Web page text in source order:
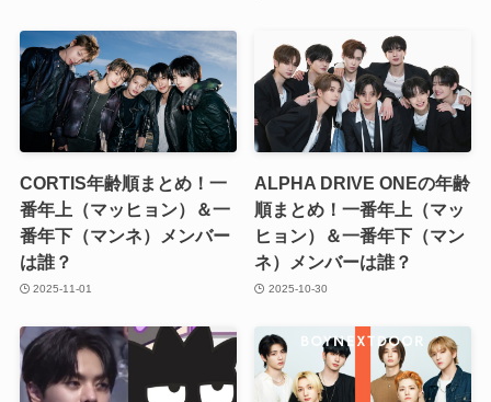
CORTIS年齢順まとめ！一
番年上（マッヒョン）＆一
番年下（マンネ）メンバー
は誰？
2025-11-01
ALPHA DRIVE ONEの年齢
順まとめ！一番年上（マッ
ヒョン）＆一番年下（マン
ネ）メンバーは誰？
2025-10-30